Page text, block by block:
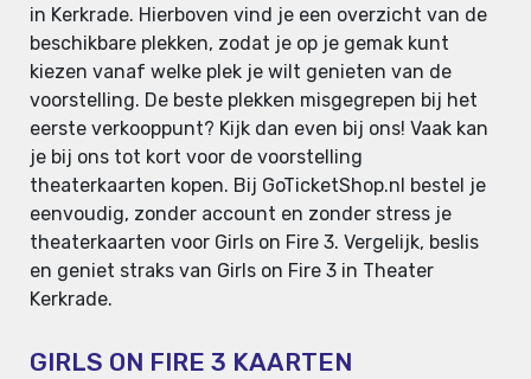
in Kerkrade. Hierboven vind je een overzicht van de
beschikbare plekken, zodat je op je gemak kunt
kiezen vanaf welke plek je wilt genieten van de
voorstelling. De beste plekken misgegrepen bij het
eerste verkooppunt? Kijk dan even bij ons! Vaak kan
je bij ons tot kort voor de voorstelling
theaterkaarten kopen. Bij GoTicketShop.nl bestel je
eenvoudig, zonder account en zonder stress je
theaterkaarten voor Girls on Fire 3. Vergelijk, beslis
en geniet straks van Girls on Fire 3 in Theater
Kerkrade.
GIRLS ON FIRE 3 KAARTEN